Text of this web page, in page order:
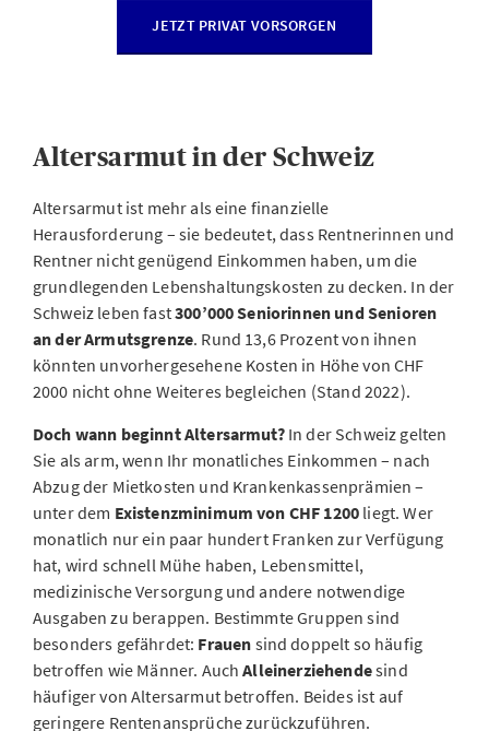
JETZT PRIVAT VORSORGEN
Altersarmut in der Schweiz
Altersarmut ist mehr als eine finanzielle
Herausforderung – sie bedeutet, dass Rentnerinnen und
Rentner nicht genügend Einkommen haben, um die
grundlegenden Lebenshaltungskosten zu decken. In der
Schweiz leben fast300’000 Seniorinnen und Senioren
an der Armutsgrenze. Rund 13,6 Prozent von ihnen
könnten unvorhergesehene Kosten in Höhe von CHF
2000 nicht ohne Weiteres begleichen (Stand 2022).
Doch wann beginnt Altersarmut? In der Schweiz gelten
Sie als arm, wenn Ihr monatliches Einkommen – nach
Abzug der Mietkosten und Krankenkassenprämien –
unter dem Existenzminimum von CHF 1200 liegt. Wer
monatlich nur ein paar hundert Franken zur Verfügung
hat, wird schnell Mühe haben, Lebensmittel,
medizinische Versorgung und andere notwendige
Ausgaben zu berappen. Bestimmte Gruppen sind
besonders gefährdet: Frauen sind doppelt so häufig
betroffen wie Männer. Auch Alleinerziehendesind
häufiger von Altersarmut betroffen. Beides ist auf
geringere Rentenansprüche zurückzuführen.